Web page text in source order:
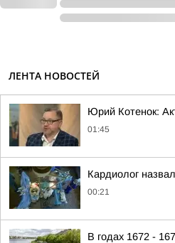
ЛЕНТА НОВОСТЕЙ
Юрий Котенок:
01:45
Кардиолог
00:21
В годах 1672 -